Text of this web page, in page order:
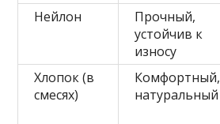
Нейлон
Прочный,
устойчив к
износу
Хлопок (в
смесях)
Комфортный,
натуральный